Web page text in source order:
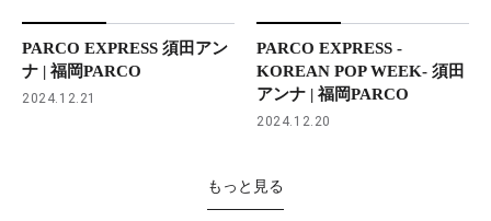
PARCO EXPRESS 須田アン
ナ | 福岡PARCO
2024.12.21
PARCO EXPRESS -
KOREAN POP WEEK- 須田
アンナ | 福岡PARCO
2024.12.20
もっと見る